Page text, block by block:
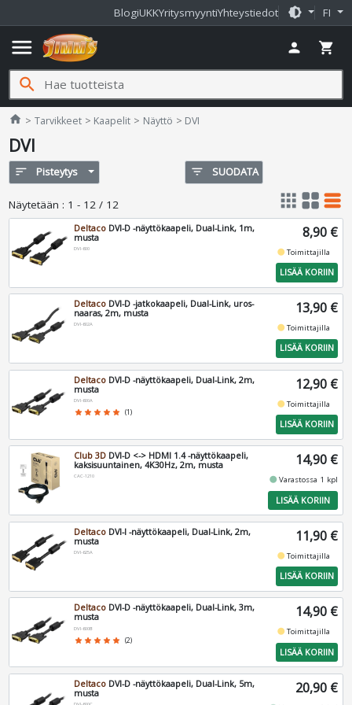
BlogiUKKYritysmyyntiYhteystiedot brightness_medium FI
menu person shopping_cart
search
home Jimms.fi
Tarvikkeet Kaapelit Näyttö DVI
DVI
sort Pisteytys filter_list SUODATA
Näytetään : 1 - 12 / 12 apps grid_view table_rows
Deltaco DVI-D -näyttökaapeli, Dual-Link, 1m,
musta
DVI-600
8,90 €
fiber_manual_recordToimittajilla
LISÄÄ KORIIN
Deltaco DVI-D -jatkokaapeli, Dual-Link, uros-
naaras, 2m, musta
DVI-602A
13,90 €
fiber_manual_recordToimittajilla
LISÄÄ KORIIN
Deltaco DVI-D -näyttökaapeli, Dual-Link, 2m,
musta
DVI-600A
star star star star star (1)
12,90 €
fiber_manual_recordToimittajilla
LISÄÄ KORIIN
Club 3D DVI-D <-> HDMI 1.4 -näyttökaapeli,
kaksisuuntainen, 4K30Hz, 2m, musta
CAC-1210
14,90 €
fiber_manual_recordVarastossa 1 kpl
LISÄÄ KORIIN
Deltaco DVI-I -näyttökaapeli, Dual-Link, 2m,
musta
DVI-625A
11,90 €
fiber_manual_recordToimittajilla
LISÄÄ KORIIN
Deltaco DVI-D -näyttökaapeli, Dual-Link, 3m,
musta
DVI-600B
star star star star star (2)
14,90 €
fiber_manual_recordToimittajilla
LISÄÄ KORIIN
Deltaco DVI-D -näyttökaapeli, Dual-Link, 5m,
musta
20,90 €